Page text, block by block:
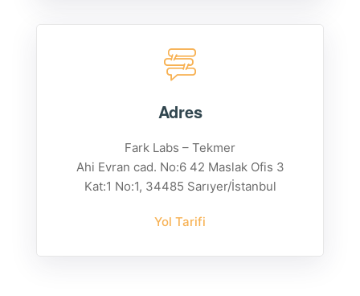
Adres
Fark Labs – Tekmer
Ahi Evran cad. No:6 42 Maslak Ofis 3
Kat:1 No:1, 34485 Sarıyer/İstanbul
Yol Tarifi